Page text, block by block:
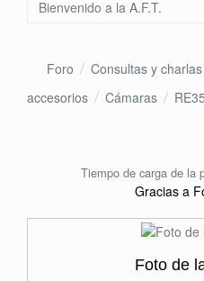
Foro Consultas y charlas
accesorios
Cámaras
Tiempo de carga de la
Gracias a
Foto de